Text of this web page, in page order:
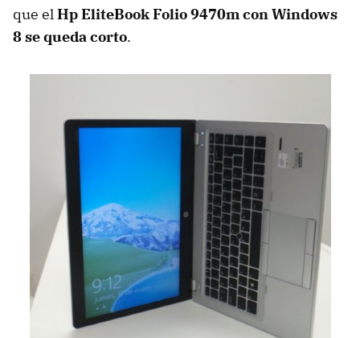
que elHp EliteBook Folio 9470m con Windows
8 se queda corto.